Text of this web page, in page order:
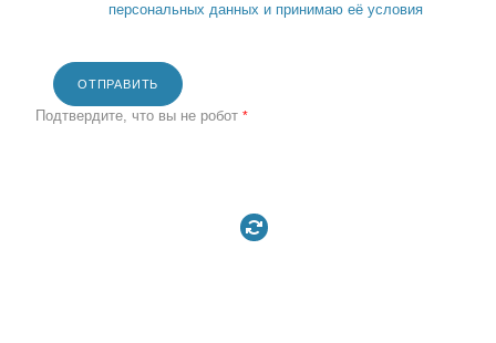
персональных данных и принимаю её условия
ОТПРАВИТЬ
Подтвердите, что вы не робот *